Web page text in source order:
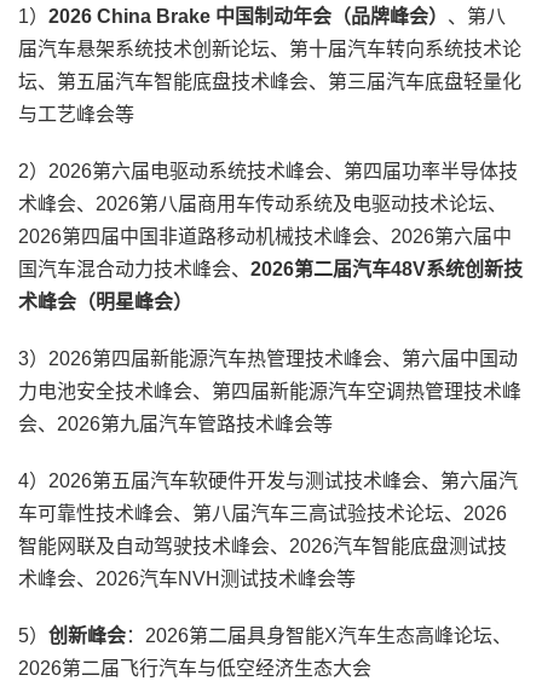
1） 2026 China Brake 中国制动年会（品牌峰会） 、第八
届汽车悬架系统技术创新论坛、第十届汽车转向系统技术论
坛、第五届汽车智能底盘技术峰会、第三届汽车底盘轻量化
与工艺峰会等
2）2026第六届电驱动系统技术峰会、第四届功率半导体技
术峰会、2026第八届商用车传动系统及电驱动技术论坛、
2026第四届中国非道路移动机械技术峰会、2026第六届中
国汽车混合动力技术峰会、 2026第二届汽车48V系统创新技
术峰会（明星峰会）
3）2026第四届新能源汽车热管理技术峰会、第六届中国动
力电池安全技术峰会、第四届新能源汽车空调热管理技术峰
会、2026第九届汽车管路技术峰会等
4）2026第五届汽车软硬件开发与测试技术峰会、第六届汽
车可靠性技术峰会、第八届汽车三高试验技术论坛、2026
智能网联及自动驾驶技术峰会、2026汽车智能底盘测试技
术峰会、2026汽车NVH测试技术峰会等
5） 创新峰会：2026第二届具身智能X汽车生态高峰论坛、
2026第二届飞行汽车与低空经济生态大会